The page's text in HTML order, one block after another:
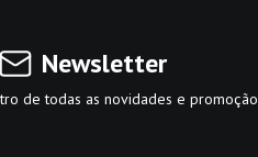
Newsletter
de todas as novidades e promoção